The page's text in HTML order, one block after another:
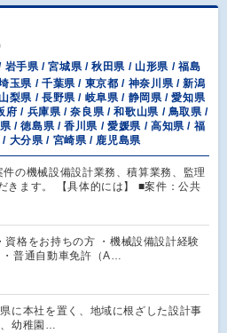
岩手県 / 宮城県 / 秋田県 / 山形県 / 福島
玉県 / 千葉県 / 東京都 / 神奈川県 / 新潟
梨県 / 長野県 / 岐阜県 / 静岡県 / 愛知県
府 / 兵庫県 / 奈良県 / 和歌山県 / 鳥取県 /
/ 徳島県 / 香川県 / 愛媛県 / 高知県 / 福
大分県 / 宮崎県 / 鹿児島県
の機械設備設計業務、積算業務、監理
きます。 【具体的には】 ■案件：公共
資格をお持ちの方 ・機械設備設計経験
・普通自動車免許（A…
に本社を置く、地域に根ざした設計事
幼稚園…